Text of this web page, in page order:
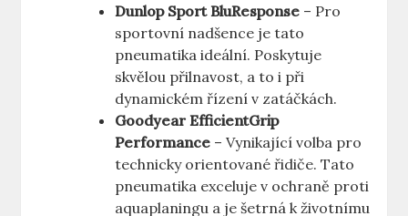
Dunlop Sport BluResponse – Pro
sportovní nadšence je tato
pneumatika ideální. Poskytuje
skvělou přilnavost, a to i při
dynamickém řízení v zatáčkách.
Goodyear EfficientGrip
Performance – Vynikající volba pro
technicky orientované řidiče. Tato
pneumatika exceluje v ochraně proti
aquaplaningu a je šetrná k životnímu